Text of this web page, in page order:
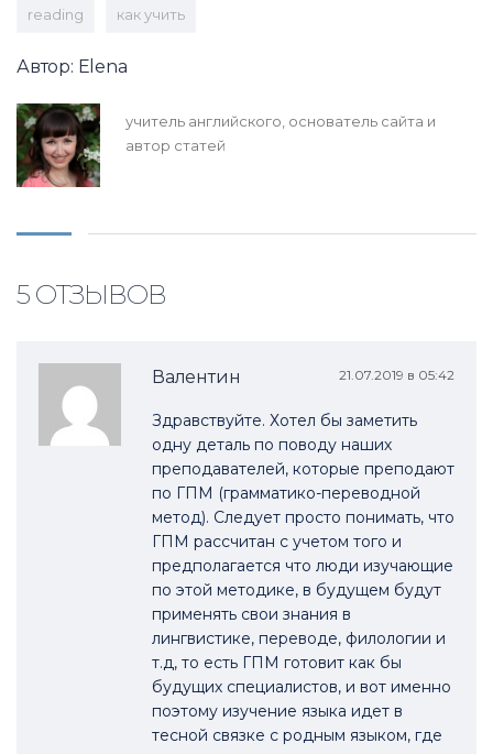
reading как учить
Автор: Elena
учитель английского, основатель сайта и
автор статей
5 ОТЗЫВОВ
Валентин 21.07.2019 в 05:42
Здравствуйте. Хотел бы заметить
одну деталь по поводу наших
преподавателей, которые преподают
по ГПМ (грамматико-переводной
метод). Следует просто понимать, что
ГПМ рассчитан с учетом того и
предполагается что люди изучающие
по этой методике, в будущем будут
применять свои знания в
лингвистике, переводе, филологии и
т.д, то есть ГПМ готовит как бы
будущих специалистов, и вот именно
поэтому изучение языка идет в
тесной связке с родным языком, где